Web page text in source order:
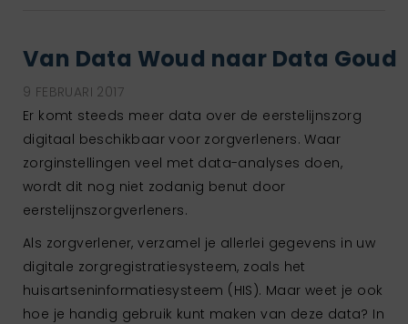
Van Data Woud naar Data Goud
9 FEBRUARI 2017
Er komt steeds meer data over de eerstelijnszorg
digitaal beschikbaar voor zorgverleners. Waar
zorginstellingen veel met data-analyses doen,
wordt dit nog niet zodanig benut door
eerstelijnszorgverleners.
Als zorgverlener, verzamel je allerlei gegevens in uw
digitale zorgregistratiesysteem, zoals het
huisartseninformatiesysteem (HIS). Maar weet je ook
hoe je handig gebruik kunt maken van deze data? In